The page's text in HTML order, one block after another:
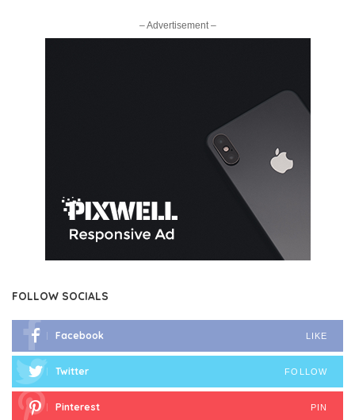
– Advertisement –
FOLLOW SOCIALS
Facebook LIKE
Twitter FOLLOW
Pinterest PIN